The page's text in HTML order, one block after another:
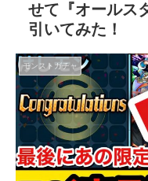
せて『オールス
引いてみた！
モンストガチャ